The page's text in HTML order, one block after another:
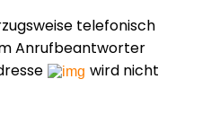
telefonisch
Anrufbeantworter
wird nicht